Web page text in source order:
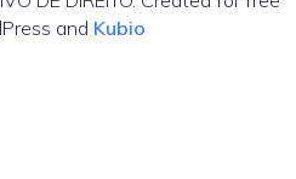
and Kubio